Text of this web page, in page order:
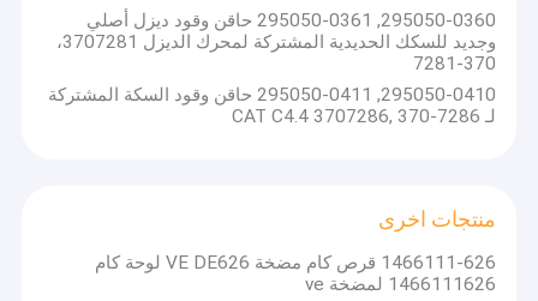
حلقة البستون
عمود التوربين/عجلة التوربو
تحمل الدفع
أجزاء من الـ CAT
حلقة النوع التوربو
295050-0360, 295050-0361 حاقن وقود ديزل أصلي
وجديد للسكك الحديدية المشتركة لمحرك الديزل 3707281،
370-7281
295050-0410, 295050-0411 حاقن وقود السكة المشتركة
لـ CAT C4.4 3707286, 370-7286
منتجات اخرى
1466111-626 قرص كام مضخة VE DE626 لوحة كام
1466111626 لمضخة ve